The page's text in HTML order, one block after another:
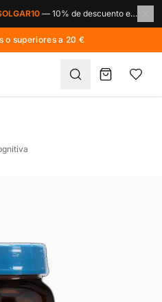
— 10% de descuento en toda la marca Solgar.
o superiores a 20 €